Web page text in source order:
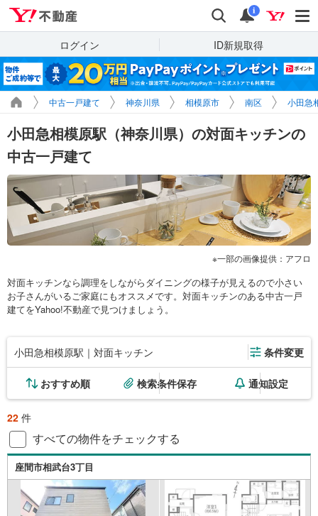
検索 通知
i
ログイン ID新規取得
中古一戸建て 神奈川県 相模原市 南区 小田急
小田急相模原駅（神奈川県）の対面キッチンの
中古一戸建て
一部の画像提供：アフロ
対面キッチンなら調理をしながらダイニングの様子が見えるので小さい
お子さんがいるご家庭にもオススメです。対面キッチンのある中古一戸
建てをYahoo!不動産で見つけましょう。
小田急相模原駅｜対面キッチン 条件変更
おすすめ順 検索条件保存 通知設定
22 件
すべての物件をチェックする
座間市相武台3丁目